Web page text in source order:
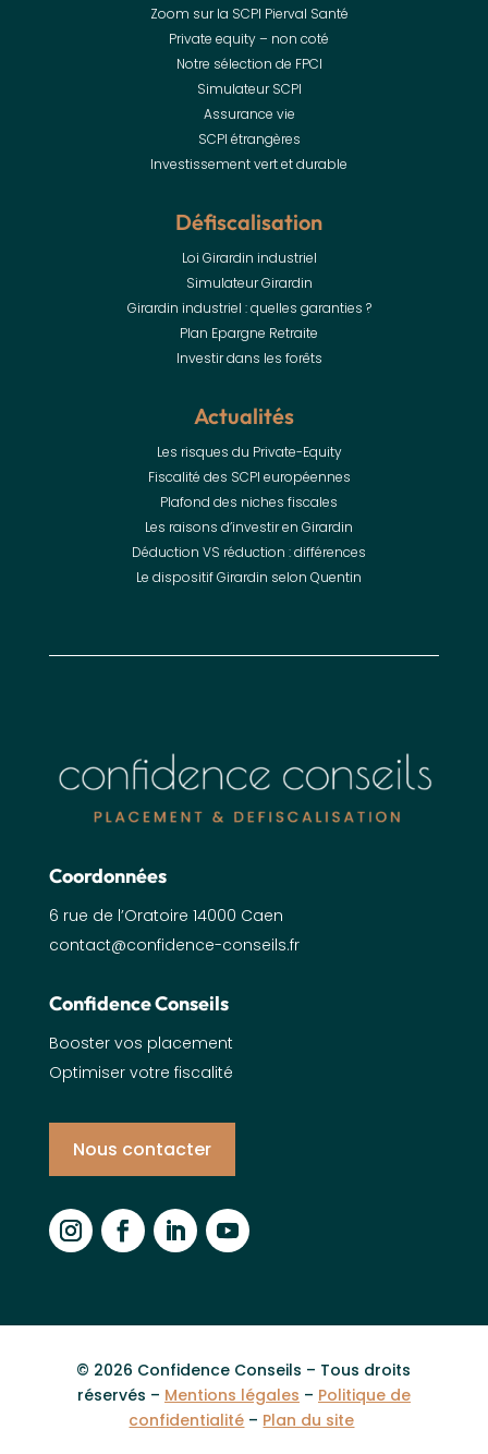
Zoom sur la SCPI Pierval Santé
Private equity – non coté
Notre sélection de FPCI
Simulateur SCPI
Assurance vie
SCPI étrangères
Investissement vert et durable
Défiscalisation
Loi Girardin industriel
Simulateur Girardin
Girardin industriel : quelles garanties ?
Plan Epargne Retraite
Investir dans les forêts
Actualités
Les risques du Private-Equity
Fiscalité des SCPI européennes
Plafond des niches fiscales
Les raisons d’investir en Girardin
Déduction VS réduction : différences
Le dispositif Girardin selon Quentin
Coordonnées
6 rue de l’Oratoire 14000 Caen
contact@confidence-conseils.fr
Confidence Conseils
Booster vos placement
Optimiser votre fiscalité
Nous contacter
© 2026 Confidence Conseils – Tous droits
réservés – Mentions légales – Politique de
confidentialité – Plan du site